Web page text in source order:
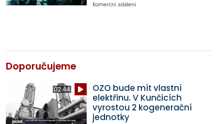
Komerční sdělení
Doporučujeme
02:44
OZO bude mít vlastní
elektřinu. V Kunčicích
vyrostou 2 kogenerační
jednotky